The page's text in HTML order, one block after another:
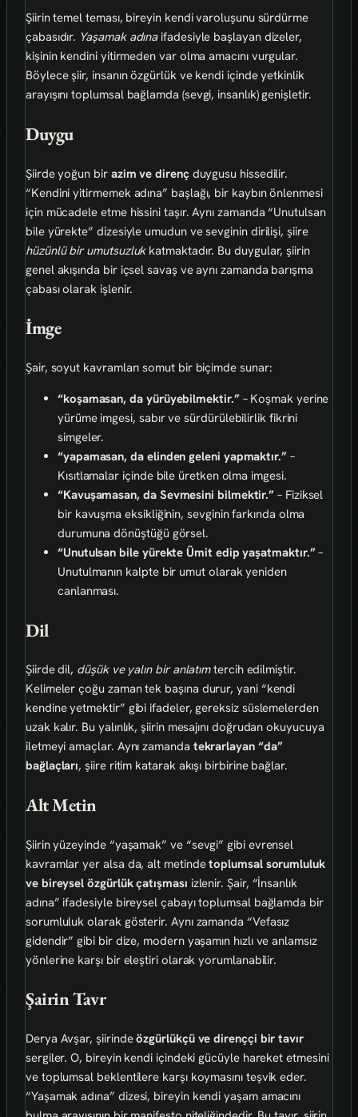
Şiirin temel teması, bireyin kendi varoluşunu sürdürme
çabasıdır. Yaşamak adınaifadesiyle başlayan dizeler,
kişinin kendini yitirmeden var olma amacını vurgular.
Böylece şiir, insanın özgürlük ve kendi içinde yetkinlik
arayışını toplumsal bağlamda (sevgi, insanlık) genişletir.
Duygu
Şiirde yoğun bir azim ve dirençduygusu hissedilir.
“Kendini yitirmemek adına” başlağı, bir kaybın önlenmesi
için mücadele etme hissini taşır. Aynı zamanda “Unutulsan
bile yürekte” dizesiyle umudun ve sevginin dirilişi, şiire
hüzünlü bir umutsuzlukkatmaktadır. Bu duygular, şiirin
genel akışında bir içsel savaş ve aynı zamanda barışma
çabası olarak işlenir.
İmge
Şair, soyut kavramları somut bir biçimde sunar:
“koşamasan, da yürüyebilmektir.”– Koşmak yerine
yürüme imgesi, sabır ve sürdürülebilirlik fikrini
simgeler.
“yapamasan, da elinden geleni yapmaktır.”–
Kısıtlamalar içinde bile üretken olma imgesi.
“Kavuşamasan, da Sevmesini bilmektir.” – Fiziksel
bir kavuşma eksikliğinin, sevginin farkında olma
durumuna dönüştüğü görsel.
“Unutulsan bile yürekte Ümit edip yaşatmaktır.”–
Unutulmanın kalpte bir umut olarak yeniden
canlanması.
Dil
Şiirde dil, düşük ve yalın bir anlatımtercih edilmiştir.
Kelimeler çoğu zaman tek başına durur, yani “kendi
kendine yetmektir” gibi ifadeler, gereksiz süslemelerden
uzak kalır. Bu yalınlık, şiirin mesajını doğrudan okuyucuya
iletmeyi amaçlar. Aynı zamanda tekrarlayan “da”
bağlaçları, şiire ritim katarak akışı birbirine bağlar.
Alt Metin
Şiirin yüzeyinde “yaşamak” ve “sevgi” gibi evrensel
kavramlar yer alsa da, alt metindetoplumsal sorumluluk
ve bireysel özgürlük çatışması izlenir. Şair, “İnsanlık
adına” ifadesiyle bireysel çabayı toplumsal bağlamda bir
sorumluluk olarak gösterir. Aynı zamanda “Vefasız
gidendir” gibi bir dize, modern yaşamın hızlı ve anlamsız
yönlerine karşı bir eleştiri olarak yorumlanabilir.
Şairin Tavr
Derya Avşar, şiirindeözgürlükçü ve direnççi bir tavır
sergiler. O, bireyin kendi içindeki gücüyle hareket etmesini
ve toplumsal beklentilere karşı koymasını teşvik eder.
“Yaşamak adına” dizesi, bireyin kendi yaşam amacını